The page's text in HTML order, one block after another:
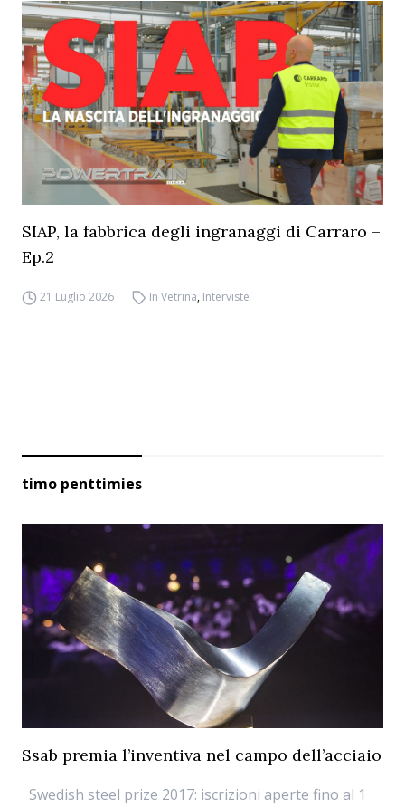
SIAP, la fabbrica degli ingranaggi di Carraro –
Ep.2
21 Luglio 2026 In Vetrina, Interviste
timo penttimies
Ssab premia l’inventiva nel campo dell’acciaio
Swedish steel prize 2017: iscrizioni aperte fino al 1